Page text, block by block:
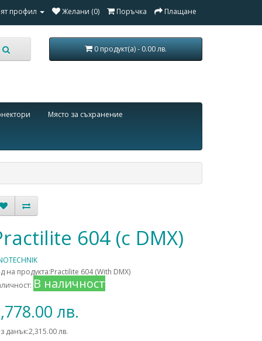
профил Желани (0) Поръчка Плащане
0 продукт(а) - 0.00 лв.
Място за съхранение
604 (с DMX)
на продукта:Practilite 604 (With DMX)
В наличност
лв.
данък:2,315.00 лв.